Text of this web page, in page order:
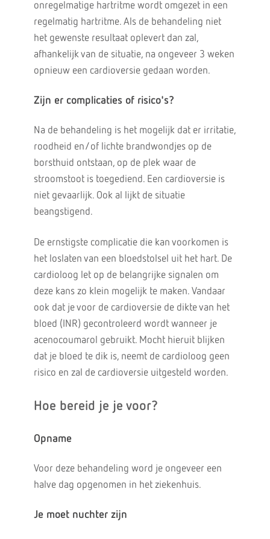
onregelmatige hartritme wordt omgezet in een
regelmatig hartritme. Als de behandeling niet
het gewenste resultaat oplevert dan zal,
afhankelijk van de situatie, na ongeveer 3 weken
opnieuw een cardioversie gedaan worden.
Zijn er complicaties of risico's?
Na de behandeling is het mogelijk dat er irritatie,
roodheid en/of lichte brandwondjes op de
borsthuid ontstaan, op de plek waar de
stroomstoot is toegediend. Een cardioversie is
niet gevaarlijk. Ook al lijkt de situatie
beangstigend.
De ernstigste complicatie die kan voorkomen is
het loslaten van een bloedstolsel uit het hart. De
cardioloog let op de belangrijke signalen om
deze kans zo klein mogelijk te maken. Vandaar
ook dat je voor de cardioversie de dikte van het
bloed (INR) gecontroleerd wordt wanneer je
acenocoumarol gebruikt. Mocht hieruit blijken
dat je bloed te dik is, neemt de cardioloog geen
risico en zal de cardioversie uitgesteld worden.
Hoe bereid je je voor?
Opname
Voor deze behandeling word je ongeveer een
halve dag opgenomen in het ziekenhuis.
Je moet nuchter zijn